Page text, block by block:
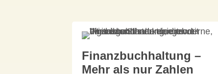
Finanzbuchhaltung –
Mehr als nur Zahlen